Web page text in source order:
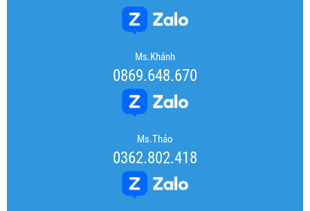
Ms.Khánh
0869.648.670
Ms.Thảo
0362.802.418